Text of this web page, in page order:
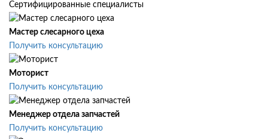
Сертифицированные специалисты
Мастер слесарного цеха
Получить консультацию
Моторист
Получить консультацию
Менеджер отдела запчастей
Получить консультацию